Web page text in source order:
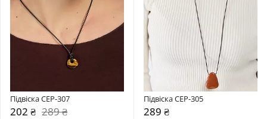
Підвіска CEP-307
202 ₴ 289 ₴
Підвіска CEP-305
289 ₴